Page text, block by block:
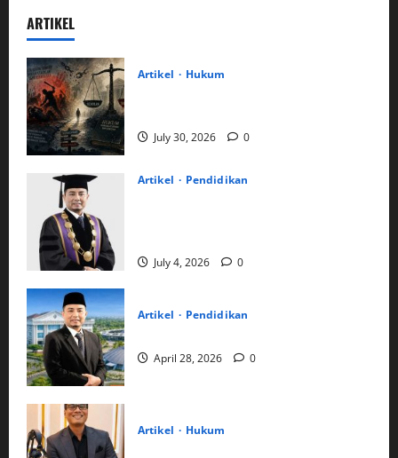
ARTIKEL
Artikel Hukum
July 30, 2026 0
Artikel Pendidikan
July 4, 2026 0
Artikel Pendidikan
April 28, 2026 0
Artikel Hukum